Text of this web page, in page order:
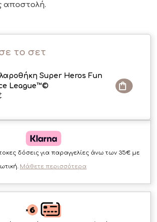
αποστολή.
το σετ
Super Heros Fun
League™©
δόσεις για παραγγελίες άνω των 35€ με
Μάθετε περισσότερα